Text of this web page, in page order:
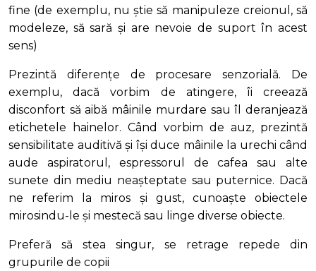
fine (de exemplu, nu știe să manipuleze creionul, să
modeleze, să sară și are nevoie de suport în acest
sens)
Prezintă diferențe de procesare senzorială. De
exemplu, dacă vorbim de atingere, îi creează
disconfort să aibă mâinile murdare sau îl deranjează
etichetele hainelor. Când vorbim de auz, prezintă
sensibilitate auditivă și își duce mâinile la urechi când
aude aspiratorul, espressorul de cafea sau alte
sunete din mediu neașteptate sau puternice. Dacă
ne referim la miros și gust, cunoaște obiectele
mirosindu-le și mestecă sau linge diverse obiecte.
Preferă să stea singur, se retrage repede din
grupurile de copii